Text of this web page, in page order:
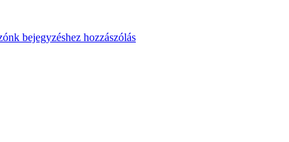
bejegyzéshez hozzászólás